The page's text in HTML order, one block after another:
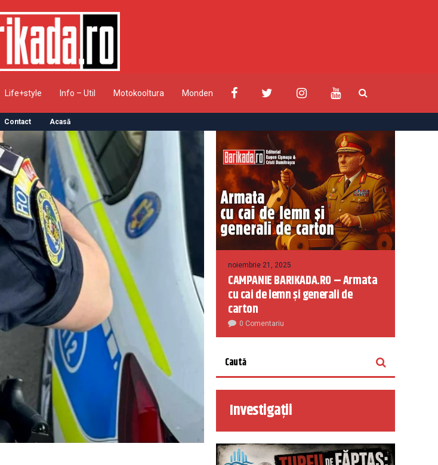
Life+style Info – Util Motokooltura Monden
Contact Acasă
noiembrie 21, 2025
CAMPANIE BARIKADA.RO – Armata
cu cai de lemn și generali de
carton
0 Comentariu
Investigații